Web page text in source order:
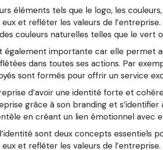
éléments tels que le logo, les
et refléter les valeurs de
couleurs naturelles telles que le vert
également importante car elle permet
dans toutes ses actions. Par
sont formés pour offrir un service
d’avoir une identité forte et
grâce à son branding et
en créant un lien émotionnel avec
sont deux concepts essentiels
et refléter les valeurs de